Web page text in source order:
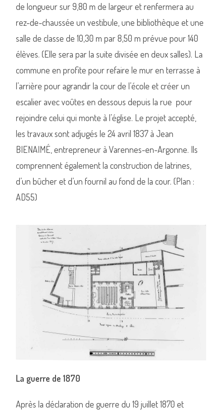
de longueur sur 9,80 m de largeur et renfermera au
rez-de-chaussée un vestibule, une bibliothèque et une
salle de classe de 10,30 m par 8,50 m prévue pour 140
élèves. (Elle sera par la suite divisée en deux salles). La
commune en profite pour refaire le mur en terrasse à
l’arrière pour agrandir la cour de l’école et créer un
escalier avec voûtes en dessous depuis la rue pour
rejoindre celui qui monte à l’église. Le projet accepté,
les travaux sont adjugés le 24 avril 1837 à Jean
BIENAIMÉ, entrepreneur à Varennes-en-Argonne. Ils
comprennent également la construction de latrines,
d’un bûcher et d’un fournil au fond de la cour. (Plan :
AD55)
La guerre de 1870
Après la déclaration de guerre du 19 juillet 1870 et